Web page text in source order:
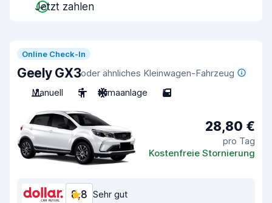
Jetzt zahlen
Online Check-In
Geely GX3oder ähnliches Kleinwagen-Fahrzeug
Manuell
5 Klimaanlage 5
28,80 €
pro Tag
Kostenfreie Stornierung
8,8 Sehr gut